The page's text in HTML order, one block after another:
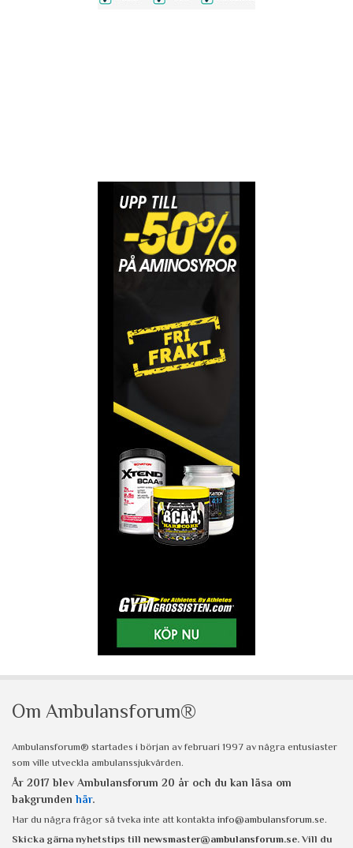
Om Ambulansforum®
Ambulansforum® startades i början av februari 1997 av några entusiaster
som ville utveckla ambulanssjukvården.
År 2017 blev Ambulansforum 20 år och du kan läsa om
bakgrunden här.
Har du några frågor så tveka inte att kontakta info@ambulansforum.se.
Skicka gärna nyhetstips till newsmaster@ambulansforum.se. Vill du